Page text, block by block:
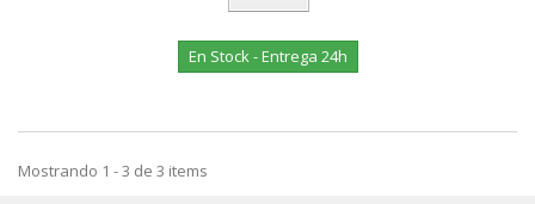
En Stock - Entrega 24h
Mostrando 1 - 3 de 3 items